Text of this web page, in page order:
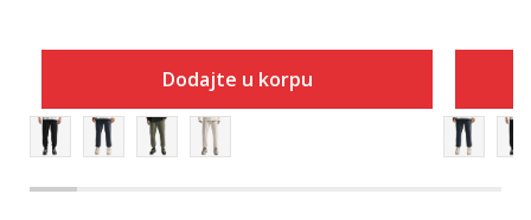
Dodajte u korpu